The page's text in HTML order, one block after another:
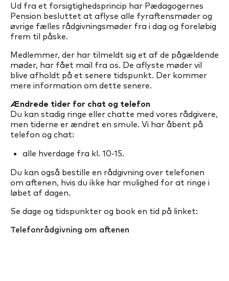
Ud fra et forsigtighedsprincip har Pædagogernes
Pension besluttet at aflyse alle fyraftensmøder og
øvrige fælles rådgivningsmøder fra i dag og foreløbig
frem til påske.
Medlemmer, der har tilmeldt sig et af de pågældende
møder, har fået mail fra os. De aflyste møder vil
blive afholdt på et senere tidspunkt. Der kommer
mere information om dette senere.
Ændrede tider for chat og telefon
Du kan stadig ringe eller chatte med vores rådgivere,
men tiderne er ændret en smule. Vi har åbent på
telefon og chat:
alle hverdage fra kl. 10-15.
Du kan også bestille en rådgivning over telefonen
om aftenen, hvis du ikke har mulighed for at ringe i
løbet af dagen.
Se dage og tidspunkter og book en tid på linket:
Telefonrådgivning om aftenen